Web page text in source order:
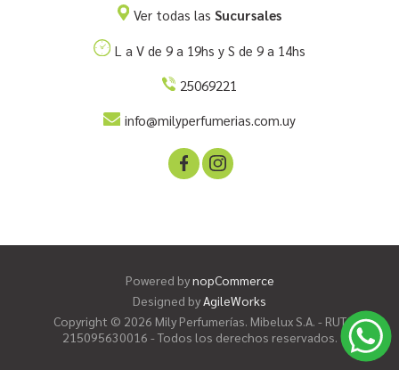
Ver todas lasSucursales
L a V de 9 a 19hs y S de 9 a 14hs
25069221
info@milyperfumerias.com.uy
Powered bynopCommerce
Designed byAgileWorks
Copyright © 2026 Mily Perfumerías. Mibelux S.A. - RUT
215095630016 - Todos los derechos reservados.